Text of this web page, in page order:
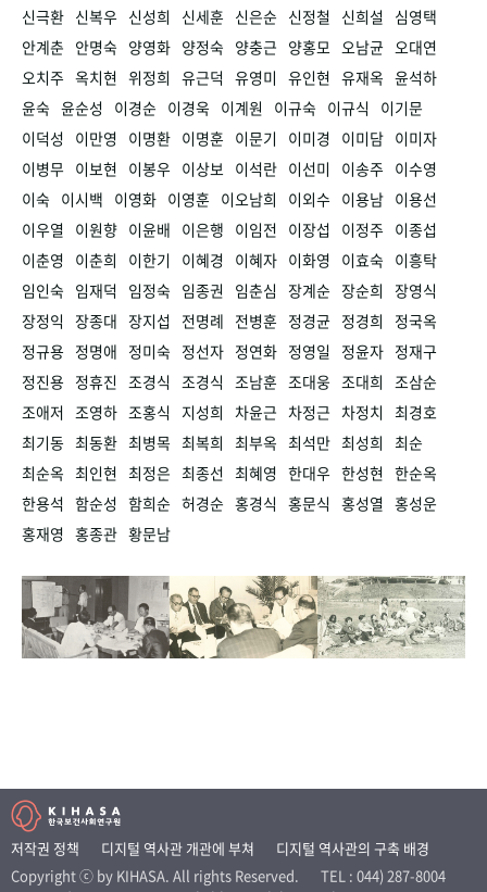
신극환 신복우 신성희 신세훈 신은순 신정철 신희설
심영택
안계춘 안명숙 양영화 양정숙 양충근 양홍모 오남균 오대연
오치주 옥치현 위정희 유근덕 유영미 유인현 유재옥 윤석하
윤숙 윤순성 이경순 이경욱 이계원 이규숙 이규식
이기문
이덕성
이만영 이명환 이명훈 이문기 이미경 이미담 이미자
이병무 이보현 이봉우 이상보 이석란 이선미 이송주 이수영
이숙 이시백 이영화 이영훈 이오남희 이외수 이용남 이용선
이우열
이원향 이윤배 이은행 이임전 이장섭 이정주 이종섭
이춘영
이춘희 이한기 이혜경 이혜자 이화영 이효숙 이흥탁
임인숙 임재덕 임정숙 임종권 임춘심 장계순 장순희 장영식
장정익 장종대 장지섭 전명례 전병훈 정경균 정경희
정국옥
정규용 정명애 정미숙 정선자 정연화 정영일 정윤자 정재구
정진용 정휴진 조경식 조경식 조남훈 조대웅 조대희 조삼순
조애저 조영하 조홍식 지성희 차윤근 차정근 차정치 최경호
최기동 최동환 최병목 최복희 최부옥 최석만 최성희 최순
최순옥 최인현 최정은 최종선 최혜영 한대우 한성현 한순옥
한용석 함순성 함희순 허경순 홍경식 홍문식 홍성열 홍성운
홍재영 홍종관 황문남
저작권 정책 디지털 역사관 개관에 부쳐
디지털 역사관의 구축 배경
Copyright ⓒ by KIHASA. All rights Reserved.
TEL : 044) 287-8004